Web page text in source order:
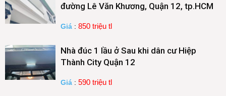
đường Lê Văn Khương, Quận 12, tp.HCM
Giá : 850 triệu tl
Nhà đúc 1 lầu ở Sau khi dân cư Hiệp
Thành City Quận 12
Giá : 590 triệu tl